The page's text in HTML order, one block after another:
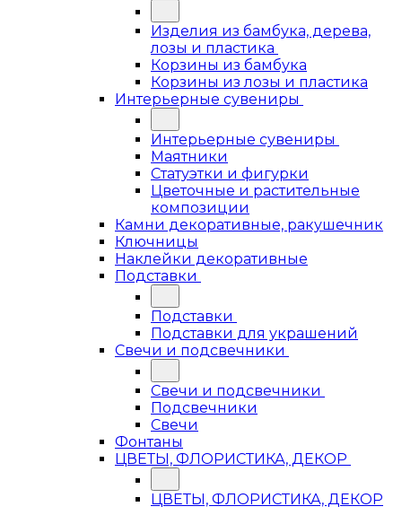
Изделия из бамбука, дерева,
лозы и пластика
Корзины из бамбука
Корзины из лозы и пластика
Интерьерные сувениры
Интерьерные сувениры
Маятники
Статуэтки и фигурки
Цветочные и растительные
композиции
Камни декоративные, ракушечник
Ключницы
Наклейки декоративные
Подставки
Подставки
Подставки для украшений
Свечи и подсвечники
Свечи и подсвечники
Подсвечники
Свечи
Фонтаны
ЦВЕТЫ, ФЛОРИСТИКА, ДЕКОР
ЦВЕТЫ, ФЛОРИСТИКА, ДЕКОР